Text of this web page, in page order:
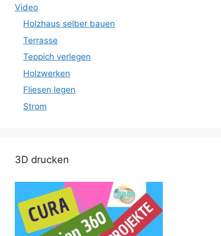
Video
Holzhaus selber bauen
Terrasse
Teppich verlegen
Holzwerken
Fliesen legen
Strom
3D drucken